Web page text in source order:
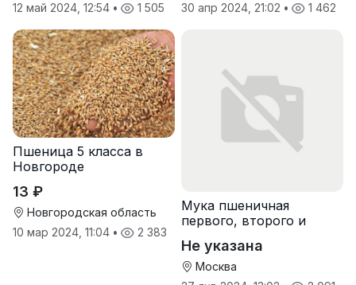
12 май 2024, 12:54 • 1 505
30 апр 2024, 21:02 • 1 462
Пшеница 5 класса в
Новгороде
13 ₽
Новгородская область
10 мар 2024, 11:04 • 2 383
Мука пшеничная
первого, второго и
Не указана
Москва